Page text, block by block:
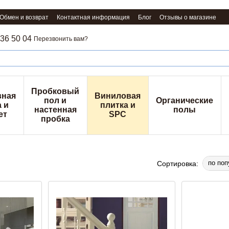
Обмен и возврат Контактная информация Блог Отзывы о магазине
50 04 Перезвонить вам?
и
Пробковый
пол и
настенная
пробка
Виниловая
плитка и
SPC
Органические
полы
Сортировка: по